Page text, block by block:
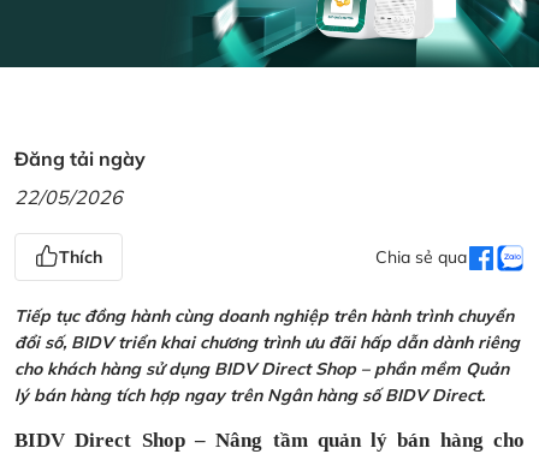
Đăng tải ngày
22/05/2026
Thích Chia sẻ qua
Tiếp tục đồng hành cùng doanh nghiệp trên hành trình chuyển
đổi số, BIDV triển khai chương trình ưu đãi hấp dẫn dành riêng
cho khách hàng sử dụng BIDV Direct Shop – phần mềm Quản
lý bán hàng tích hợp ngay trên Ngân hàng số BIDV Direct.
BIDV Direct Shop – Nâng tầm quản lý bán hàng cho